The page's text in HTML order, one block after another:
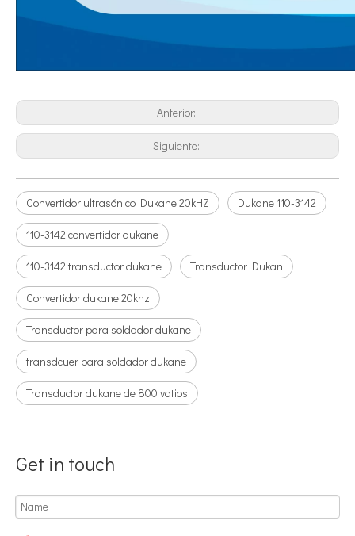
La tecnología de atomización por ultrasonido es un método eficiente
Anterior:
Siguiente:
Convertidor ultrasónico Dukane 20kHZ Dukane 110-3142
110-3142 convertidor dukane
110-3142 transductor dukane Transductor Dukan
Convertidor dukane 20khz
Transductor para soldador dukane
transdcuer para soldador dukane
Transductor dukane de 800 vatios
Get in touch